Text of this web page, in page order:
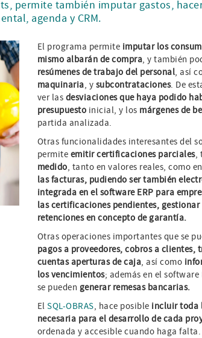
permite también imputar gastos,
agenda y CRM.
El programa permite imputar los
mismo albarán de compra, y también
resúmenes de trabajo del personal, así
maquinaria, y subcontrataciones. De
ver las desviaciones que haya podido
presupuesto inicial, y los márgenes de
partida analizada.
Otras funcionalidades interesantes del
permite emitir certificaciones parciales,
medido, tanto en valores reales, como
las facturas, pudiendo ser también
integrada en el software ERP para
las certificaciones pendientes, gestionar
retenciones en concepto de garantía.
Otras operaciones importantes que se
pagos a proveedores, cobros a clientes,
cuentas aperturas de caja, así como
los vencimientos; además en el software
se pueden generar remesas bancarias.
ElSQL-OBRAS, hace posible incluir toda
necesaria para el desarrollo de cada
ordenada y accesible cuando haga falta.